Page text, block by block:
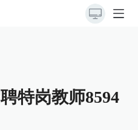
特岗教师8594